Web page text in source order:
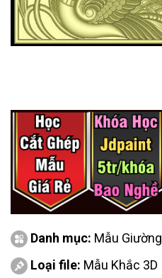
Danh mục: Mẫu Giường
Loại file: Mẫu Khắc 3D